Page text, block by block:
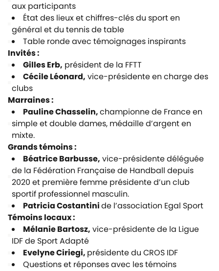
aux participants
État des lieux et chiffres-clés du sport en
général et du tennis de table
Table ronde avec témoignages inspirants
Invités :
Gilles Erb, président de la FFTT
Cécile Léonard, vice-présidente en charge des
clubs
Marraines :
Pauline Chasselin,championne de France en
simple et double dames, médaille d’argent en
mixte.
Grands témoins :
Béatrice Barbusse, vice-présidente déléguée
de la Fédération Française de Handball depuis
2020 et première femme présidente d’un club
sportif professionnel masculin.
Patricia Costantinide l’association Egal Sport
Témoins locaux :
Mélanie Bartosz, vice-présidente de la Ligue
IDF de Sport Adapté
Evelyne Ciriegi, présidente du CROS IDF
Questions et réponses avec les témoins